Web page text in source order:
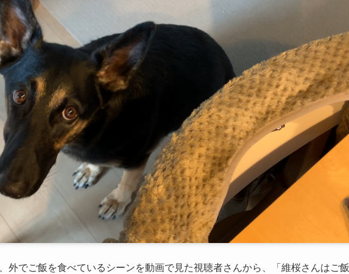
外でご飯を食べているシーンを動画で見た視聴者さんから、「維桜さんはご飯